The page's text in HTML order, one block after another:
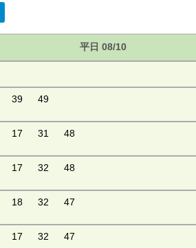
平日 08/10
39 49
17 31 48
17 32 48
18 32 47
17 32 47